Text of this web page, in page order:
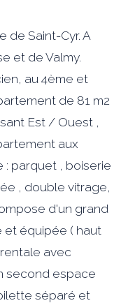
de Saint-Cyr. A
et de Valmy.
au 4ème et
de 81 m2
Est / Ouest ,
aux
: parquet , boiserie
, double vitrage,
d'un grand
et équipée ( haut
avec
second espace
séparé et